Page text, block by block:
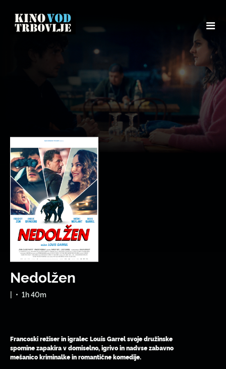
Nedolžen
| • 1h 40m
Francoski režiser in igralec Louis Garrel svoje družinske
spomine zapakira v domiselno, igrivo in nadvse zabavno
mešanico kriminalke in romantične komedije.